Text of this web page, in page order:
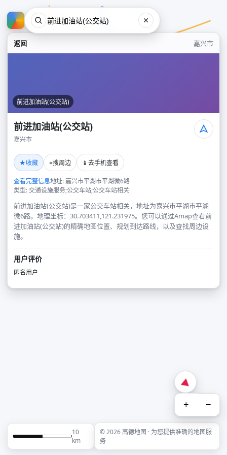
返回 嘉兴市
前进加油站(公交站)
前进加油站(公交站)
嘉兴市
★收藏 ⌖搜周边 📱 去手机查看
查看完整信息地址: 嘉兴市平湖市平湖微6路
类型: 交通设施服务;公交车站;公交车站相关
前进加油站(公交站)是一家公交车站相关，地址为嘉兴市平湖市平湖
微6路。地理坐标：30.703411,121.231975。您可以通过Amap查看前
进加油站(公交站)的精确地图位置、规划到达路线，以及查找周边设
施。
用户评价
匿名用户
+ −
10
km
© 2026 高德地图 · 为您提供准确的地图服
务